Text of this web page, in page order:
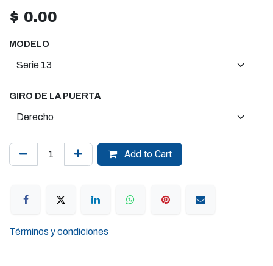
$ 0.00
MODELO
GIRO DE LA PUERTA
Add to Cart
Términos y condiciones